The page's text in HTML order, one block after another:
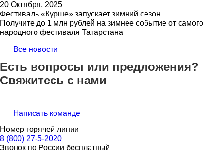
20 Октября, 2025
Фестиваль «Күрше» запускает зимний сезон
Получите до 1 млн рублей на зимнее событие от самого
народного фестиваля Татарстана
Все новости
Есть вопросы или предложения?
Свяжитесь с нами
Написать команде
Номер горячей линии
8 (800) 27-5-2020
Звонок по России бесплатный